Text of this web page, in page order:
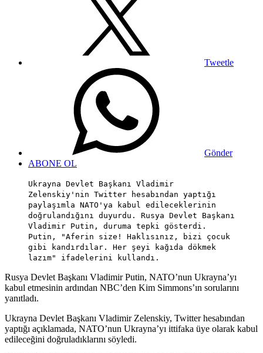
Tweetle
Gönder
ABONE OL
Ukrayna Devlet Başkanı Vladimir
Zelenskiy'nin Twitter hesabından yaptığı
paylaşımla NATO'ya kabul edileceklerinin
doğrulandığını duyurdu. Rusya Devlet Başkanı
Vladimir Putin, duruma tepki gösterdi.
Putin, "Aferin size! Haklısınız, bizi çocuk
gibi kandırdılar. Her şeyi kağıda dökmek
lazım" ifadelerini kullandı.
Rusya Devlet Başkanı Vladimir Putin, NATO’nun Ukrayna’yı
kabul etmesinin ardından NBC’den Kim Simmons’ın sorularını
yanıtladı.
Ukrayna Devlet Başkanı Vladimir Zelenskiy, Twitter hesabından
yaptığı açıklamada, NATO’nun Ukrayna’yı ittifaka üye olarak kabul
edileceğini doğruladıklarını söyledi.